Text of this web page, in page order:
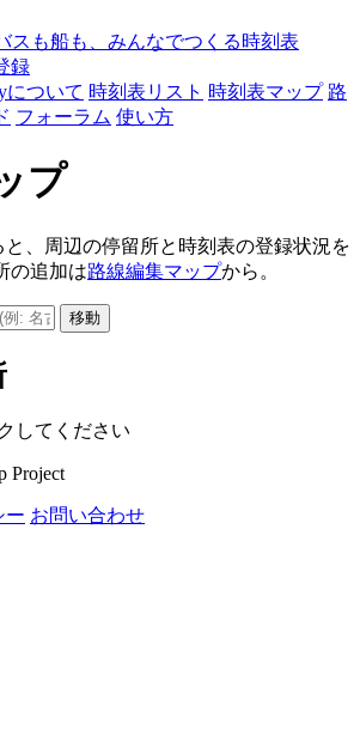
スも船も、みんなでつくる時刻表
録
について 時刻表リスト 時刻表マップ 路
フォーラム 使い方
プ
、周辺の停留所と時刻表の登録状況を
の追加は路線編集マップから。
移動
してください
Project
ー お問い合わせ